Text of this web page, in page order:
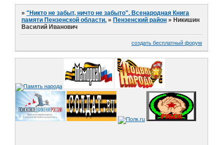
»"Никто не забыт, ничто не забыто". Всенародная Книга
памяти Пензенской области. » Пензенский район » Никишин
Василий Иванович
создать бесплатный форум